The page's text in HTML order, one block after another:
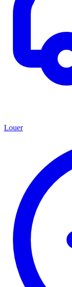
Louer